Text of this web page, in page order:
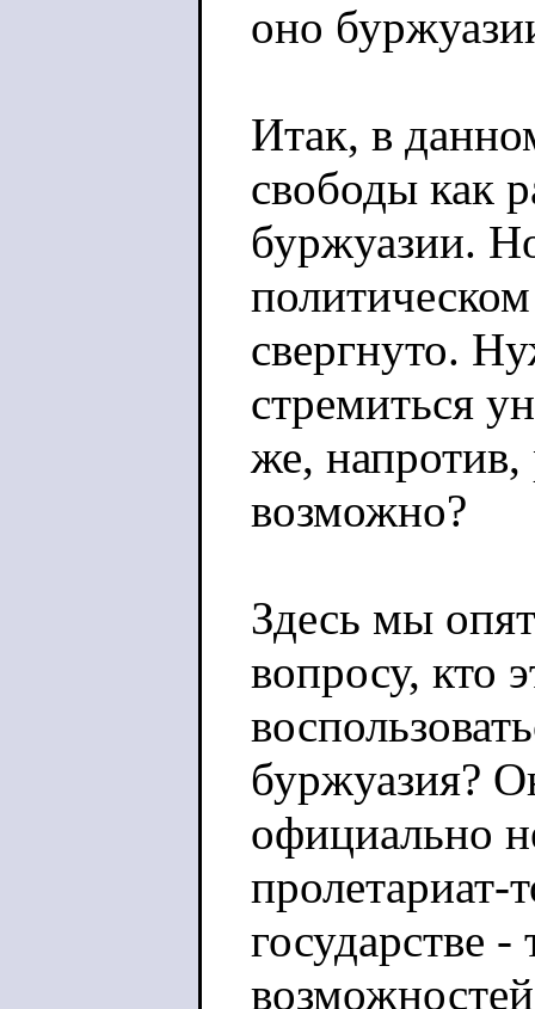
оно
Итак, в
свободы как
буржуазии.
свергнуто.
стремиться
же, напротив,
возможно?
Здесь мы
вопросу, кто
буржуазия?
официально
пролетариат-
государстве -